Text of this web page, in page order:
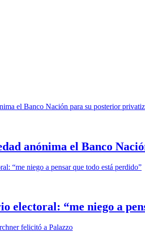
anónima el Banco
electoral: “me niego a